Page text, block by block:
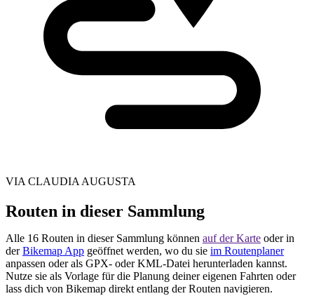
VIA CLAUDIA AUGUSTA
Routen in dieser Sammlung
Alle 16 Routen in dieser Sammlung können auf der Karte oder in
derBikemap App geöffnet werden, wo du sie im Routenplaner
anpassen oder als GPX- oder KML-Datei herunterladen kannst.
Nutze sie als Vorlage für die Planung deiner eigenen Fahrten oder
lass dich von Bikemap direkt entlang der Routen navigieren.